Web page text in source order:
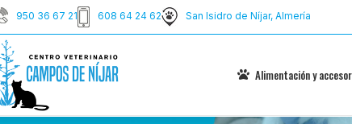
950 36 67 21 608 64 24 62 San Isidro de Níjar, Almería
Alimentación y